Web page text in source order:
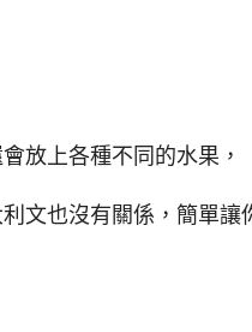
放上各種不同的水果，
文也沒有關係，簡單讓